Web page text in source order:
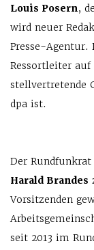
Louis Posern,
wird neuer
Presse-
Ressortleiter auf
stellvertretende
dpa ist.
Der
Harald Brandes
Vorsitzenden
seit 2013 im